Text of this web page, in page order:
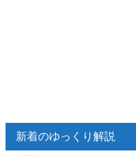
新着のゆっくり解説